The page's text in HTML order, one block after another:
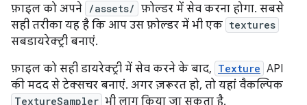
फ़ाइल को अपने /assets/ फ़ोल्डर में सेव करना होगा. सबसे
सही तरीका यह है कि आप उस फ़ोल्डर में भी एक textures
सबडायरेक्ट्री बनाएं.
फ़ाइल को सही डायरेक्ट्री में सेव करने के बाद, Texture API
की मदद से टेक्सचर बनाएं. अगर ज़रूरत हो, तो यहां वैकल्पिक
TextureSampler भी लागू किया जा सकता है.